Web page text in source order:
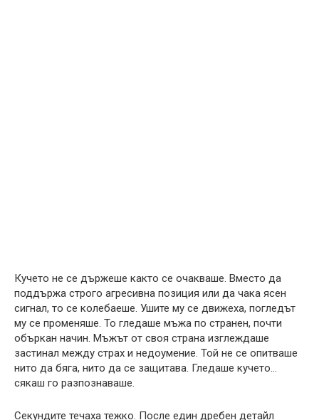
Кучето не се държеше както се очакваше. Вместо да
поддържа строго агресивна позиция или да чака ясен
сигнал, то се колебаеше. Ушите му се движеха, погледът
му се променяше. То гледаше мъжа по странен, почти
объркан начин. Мъжът от своя страна изглеждаше
застинал между страх и недоумение. Той не се опитваше
нито да бяга, нито да се защитава. Гледаше кучето…
сякаш го разпознаваше.
Секундите течаха тежко. После един дребен детайл